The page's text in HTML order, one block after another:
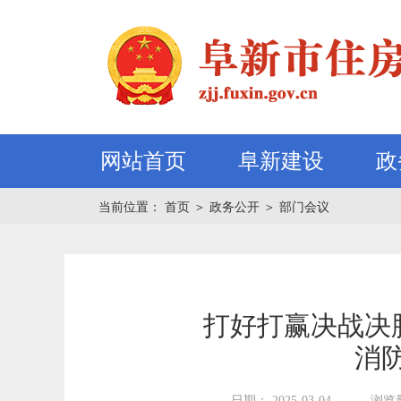
网站首页 阜新建设
当前位置： 首页 ＞ 政务公开 ＞ 部门会议
打好打赢决战决
消